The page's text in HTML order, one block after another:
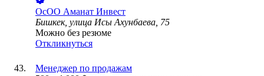
ОсОО Аманат Инвест
Бишкек, улица Исы Ахунбаева, 75
Можно без резюме
Откликнуться
Менеджер по продажам